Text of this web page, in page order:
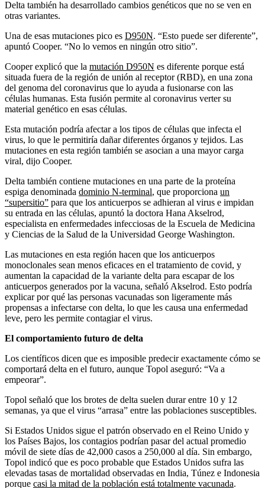
Delta también ha desarrollado cambios genéticos que no se ven en
otras variantes.
Una de esas mutaciones pico es D950N. “Esto puede ser diferente”,
apuntó Cooper. “No lo vemos en ningún otro sitio”.
Cooper explicó que la mutación D950N es diferente porque está
situada fuera de la región de unión al receptor (RBD), en una zona
del genoma del coronavirus que lo ayuda a fusionarse con las
células humanas. Esta fusión permite al coronavirus verter su
material genético en esas células.
Esta mutación podría afectar a los tipos de células que infecta el
virus, lo que le permitiría dañar diferentes órganos y tejidos. Las
mutaciones en esta región también se asocian a una mayor carga
viral, dijo Cooper.
Delta también contiene mutaciones en una parte de la proteína
espiga denominada dominio N-terminal, que proporciona un
“supersitio” para que los anticuerpos se adhieran al virus e impidan
su entrada en las células, apuntó la doctora Hana Akselrod,
especialista en enfermedades infecciosas de la Escuela de Medicina
y Ciencias de la Salud de la Universidad George Washington.
Las mutaciones en esta región hacen que los anticuerpos
monoclonales sean menos eficaces en el tratamiento de covid, y
aumentan la capacidad de la variante delta para escapar de los
anticuerpos generados por la vacuna, señaló Akselrod. Esto podría
explicar por qué las personas vacunadas son ligeramente más
propensas a infectarse con delta, lo que les causa una enfermedad
leve, pero les permite contagiar el virus.
El comportamiento futuro de delta
Los científicos dicen que es imposible predecir exactamente cómo se
comportará delta en el futuro, aunque Topol aseguró: “Va a
empeorar”.
Topol señaló que los brotes de delta suelen durar entre 10 y 12
semanas, ya que el virus “arrasa” entre las poblaciones susceptibles.
Si Estados Unidos sigue el patrón observado en el Reino Unido y
los Países Bajos, los contagios podrían pasar del actual promedio
móvil de siete días de 42,000 casos a 250,000 al día. Sin embargo,
Topol indicó que es poco probable que Estados Unidos sufra las
elevadas tasas de mortalidad observadas en India, Túnez e Indonesia
porque casi la mitad de la población está totalmente vacunada.